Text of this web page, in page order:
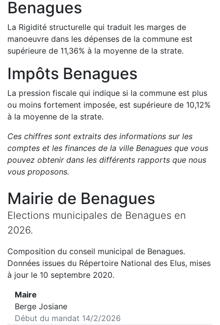
Benagues
La Rigidité structurelle qui traduit les marges de
manoeuvre dans les dépenses de la commune est
supérieure de 11,36% à la moyenne de la strate.
Impôts Benagues
La pression fiscale qui indique si la commune est plus
ou moins fortement imposée, est supérieure de 10,12%
à la moyenne de la strate.
Ces chiffres sont extraits des informations sur les
comptes et les finances de la ville Benagues que vous
pouvez obtenir dans les différents rapports que nous
vous proposons.
Mairie de Benagues
Elections municipales de Benagues en
2026.
Composition du conseil municipal de Benagues.
Données issues du Répertoire National des Elus, mises
à jour le 10 septembre 2020.
Maire
Berge Josiane
Début du mandat 14/2/2026